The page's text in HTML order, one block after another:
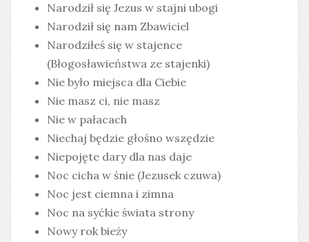
Narodził się Jezus w stajni ubogi
Narodził się nam Zbawiciel
Narodziłeś się w stajence
(Błogosławieństwa ze stajenki)
Nie było miejsca dla Ciebie
Nie masz ci, nie masz
Nie w pałacach
Niechaj będzie głośno wszędzie
Niepojęte dary dla nas daje
Noc cicha w śnie (Jezusek czuwa)
Noc jest ciemna i zimna
Noc na syćkie świata strony
Nowy rok bieży